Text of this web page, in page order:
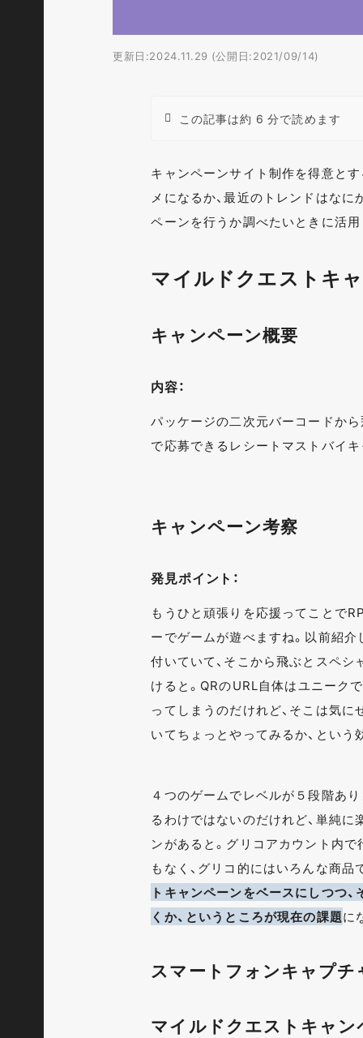
更新日:2024.11.29 (公開日:2021/09/14)
この記事は約 6 分で読めます
キャンペーンサイト制作を得意と
メになるか、最近のトレンドはな
ペーンを行うか調べたいときに活
マイルドクエストキ
キャンペーン概要
内容：
パッケージの二次元バーコードか
で応募できるレシートマストバイ
キャンペーン考察
発見ポイント：
もうひと頑張りを応援ってことで
ーでゲームが遊べますね。以前紹
付いていて、そこから飛ぶとスペ
けると。QRのURL自体はユニーク
ってしまうのだけれど、そこは気
いてちょっとやってみるか、とい
４つのゲームでレベルが５段階あ
るわけではないのだけれど、単純
ンがあると。グリコアカウント内
もなく、グリコ的にはいろんな商
トキャンペーンをベースにしつつ
くか、というところが現在の課題に
スマートフォンキャプチ
マイルドクエストキャ